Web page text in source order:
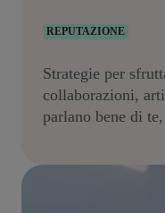
REPUTAZIONE
Strategie per
collaborazioni,
parlano bene di